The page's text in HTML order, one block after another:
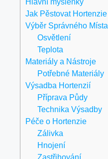
Jak Pěstovat Hortenzie
Výběr Správného Místa
Osvětlení
Teplota
Materiály a Nástroje
Potřebné Materiály
Výsadba Hortenzií
Příprava Půdy
Technika Výsadby
Péče o Hortenzie
Zálivka
Hnojení
Zastřihování